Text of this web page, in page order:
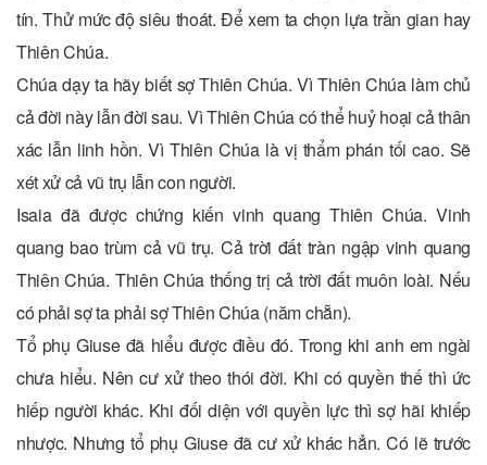
tín. Thử mức độ siêu thoát. Để xem ta chọn lựa trần gian hay
Thiên Chúa.
Chúa dạy ta hãy biết sợ Thiên Chúa. Vì Thiên Chúa làm chủ
cả đời này lẫn đời sau. Vì Thiên Chúa có thể huỷ hoại cả thân
xác lẫn linh hồn. Vì Thiên Chúa là vị thẩm phán tối cao. Sẽ
xét xử cả vũ trụ lẫn con người.
Isaia đã được chứng kiến vinh quang Thiên Chúa. Vinh
quang bao trùm cả vũ trụ. Cả trời đất tràn ngập vinh quang
Thiên Chúa. Thiên Chúa thống trị cả trời đất muôn loài. Nếu
có phải sợ ta phải sợ Thiên Chúa (năm chẵn).
Tổ phụ Giuse đã hiểu được điều đó. Trong khi anh em ngài
chưa hiểu. Nên cư xử theo thói đời. Khi có quyền thế thì ức
hiếp người khác. Khi đối diện với quyền lực thì sợ hãi khiếp
nhược. Nhưng tổ phụ Giuse đã cư xử khác hẳn. Có lẽ trước